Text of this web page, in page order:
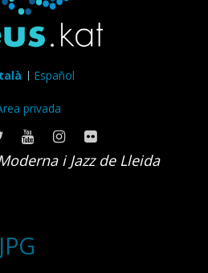
Español
privada
i Jazz de Lleida